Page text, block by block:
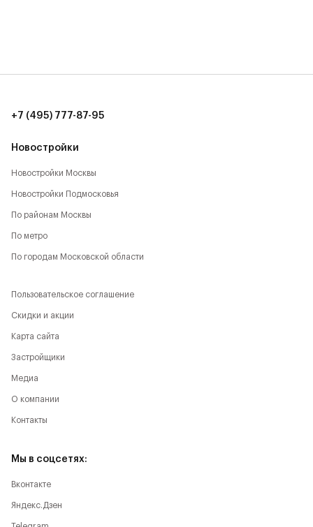
Новостройки
Новостройки Москвы
Новостройки Подмосковья
По районам Москвы
По метро
По городам Московской области
+7 (495) 777-87-95
Пользовательское соглашение
Скидки и акции
Карта сайта
Застройщики
Медиа
О компании
Контакты
Мы в соцсетях:
Вконтакте
Яндекс.Дзен